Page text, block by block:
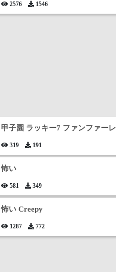
2576 1546
甲子園 ラッキー7 ファンファーレ
319 191
怖い
581 349
怖い Creepy
1287 772